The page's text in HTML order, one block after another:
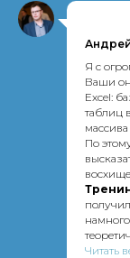
Я с
Ваши
Excel:
таблиц
массива
По
Читать